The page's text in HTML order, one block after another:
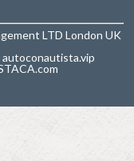
LTD London UK
|autoconautista.vip